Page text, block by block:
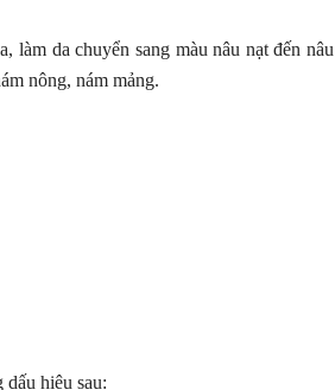
làm da chuyển sang màu nâu nạt đến nâu
nông, nám mảng.
hiệu sau: